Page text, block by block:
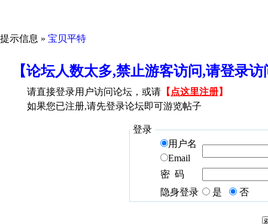
提示信息 » 宝贝平特
【论坛人数太多,禁止游客访问,请登录
请直接登录用户访问论坛，或请 【 点这里注册】
如果您已注册,请先登录论坛即可游览帖子
登录
用户名
Email
密 码
隐身登录
是 否